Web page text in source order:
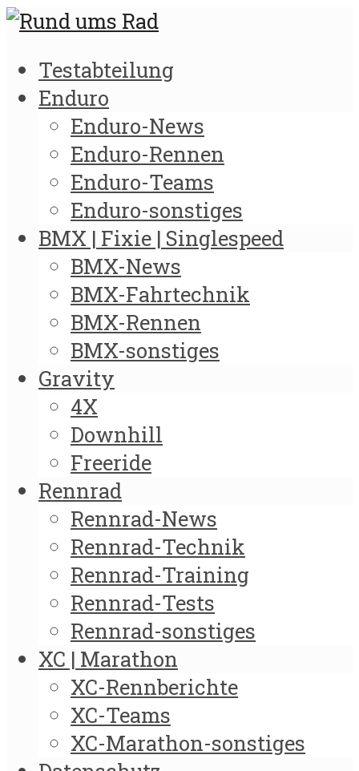
Testabteilung
Enduro
Enduro-News
Enduro-Rennen
Enduro-Teams
Enduro-sonstiges
BMX | Fixie | Singlespeed
BMX-News
BMX-Fahrtechnik
BMX-Rennen
BMX-sonstiges
Gravity
4X
Downhill
Freeride
Rennrad
Rennrad-News
Rennrad-Technik
Rennrad-Training
Rennrad-Tests
Rennrad-sonstiges
XC | Marathon
XC-Rennberichte
XC-Teams
XC-Marathon-sonstiges